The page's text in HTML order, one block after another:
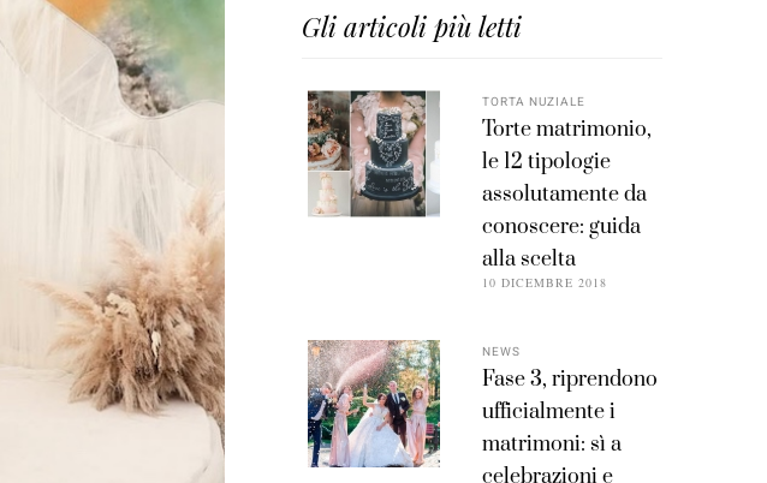
Gli articoli più letti
TORTA NUZIALE
Torte matrimonio,
le 12 tipologie
assolutamente da
conoscere: guida
alla scelta
10 DICEMBRE 2018
NEWS
Fase 3, riprendono
ufficialmente i
matrimoni: sì a
celebrazioni e